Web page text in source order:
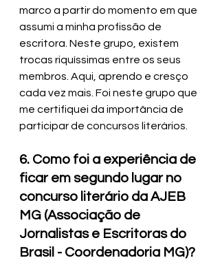
marco a partir do momento em que
assumi a minha profissão de
escritora. Neste grupo, existem
trocas riquíssimas entre os seus
membros. Aqui, aprendo e cresço
cada vez mais. Foi neste grupo que
me certifiquei da importância de
participar de concursos literários.
6. Como foi a experiência de
ficar em segundo lugar no
concurso literário da AJEB
MG (Associação de
Jornalistas e Escritoras do
Brasil - Coordenadoria MG)?